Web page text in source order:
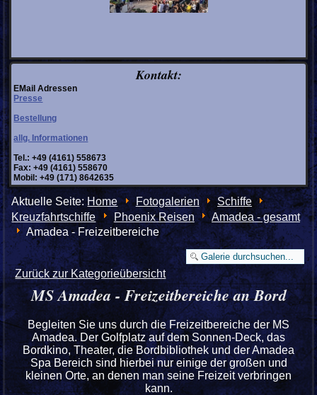
Kontakt:
EMail Adressen
Presse
Bestellung
allg. Informationen
Tel.: +49 (4161) 558673
Fax: +49 (4161) 558670
Mobil: +49 (171) 8642635
Aktuelle Seite:Home Fotogalerien
Schiffe
Kreuzfahrtschiffe
Phoenix Reisen
Amadea - gesamt
Amadea - Freizeitbereiche
Zurück zur Kategorieübersicht
MS Amadea - Freizeitbereiche an Bord
Begleiten Sie uns durch die Freizeitbereiche der MS
Amadea. Der Golfplatz auf dem Sonnen-Deck, das
Bordkino, Theater, die Bordbibliothek und der Amadea
Spa Bereich sind hierbei nur einige der großen und
kleinen Orte, an denen man seine Freizeit verbringen
kann.